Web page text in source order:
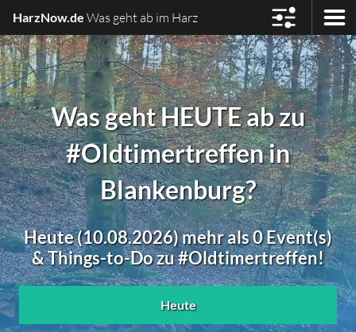
HarzNow.de Was geht ab im Harz
Was geht HEUTE ab zu
#Oldtimertreffen in
Blankenburg?
Heute (10.08.2026) mehr als 0 Event(s)
& Things-to-Do zu #Oldtimertreffen!
Heute